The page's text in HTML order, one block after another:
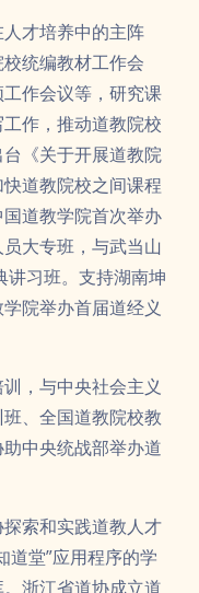
才培养中的主阵
统编教材工作会
作会议等，研究课
作，推动道教院校
《关于开展道教院
道教院校之间课程
道教学院首次举办
大专班，与武当山
讲习班。支持湖南坤
院举办首届道经义
，与中央社会主义
、全国道教院校教
中央统战部举办道
索和实践道教人才
道堂”应用程序的学
浙江省道协成立道